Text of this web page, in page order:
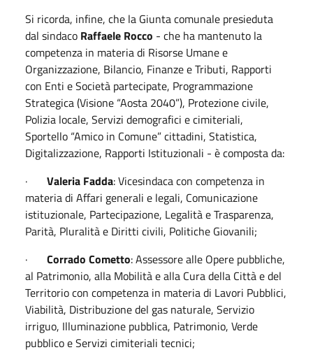
Si ricorda, infine, che la Giunta comunale presieduta
dal sindaco Raffaele Rocco - che ha mantenuto la
competenza in materia di Risorse Umane e
Organizzazione, Bilancio, Finanze e Tributi, Rapporti
con Enti e Società partecipate, Programmazione
Strategica (Visione “Aosta 2040”), Protezione civile,
Polizia locale, Servizi demografici e cimiteriali,
Sportello “Amico in Comune” cittadini, Statistica,
Digitalizzazione, Rapporti Istituzionali - è composta da:
· Valeria Fadda: Vicesindaca con competenza in
materia di Affari generali e legali, Comunicazione
istituzionale, Partecipazione, Legalità e Trasparenza,
Parità, Pluralità e Diritti civili, Politiche Giovanili;
· Corrado Cometto: Assessore alle Opere pubbliche,
al Patrimonio, alla Mobilità e alla Cura della Città e del
Territorio con competenza in materia di Lavori Pubblici,
Viabilità, Distribuzione del gas naturale, Servizio
irriguo, Illuminazione pubblica, Patrimonio, Verde
pubblico e Servizi cimiteriali tecnici;